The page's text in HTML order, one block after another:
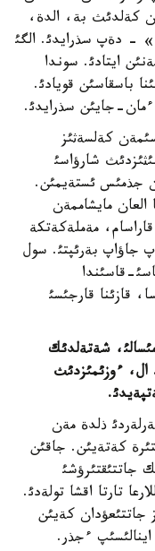
كةلدئث بة، الدة،
- دةپ سذرايدئ. الگئ
ايتادئ. سوندا
باسقاسئن قويادئ.
ءمان-جايئن سذرايدئ.
كةلسةثئز
شارؤاسئ
جذمئس ئستةيمئن.
مايشاممةن
مةملةكةتكة
جاؤاپ بةرئپتئ. سول
قاسئندا
قازئنا قارجئسئ
شةتةلدئك
ال، ءوزئمئزدئث
ذلدة مةن
كةتةيئن. جاقئن
جاتتئقتئرؤشئ
تارتا اقشا تولةدئ.
جاتتئعؤدان كةيئن
ءجذر.